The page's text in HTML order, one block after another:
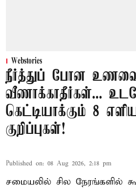
Webstories
நீர்த்துப் போன
வீணாக்காதீர்கள்...
கெட்டியாக்கும் 8
குறிப்புகள்!
Published on: 08 Aug 2026, 2:18 pm
சமையலில் சில நேரங்களில்